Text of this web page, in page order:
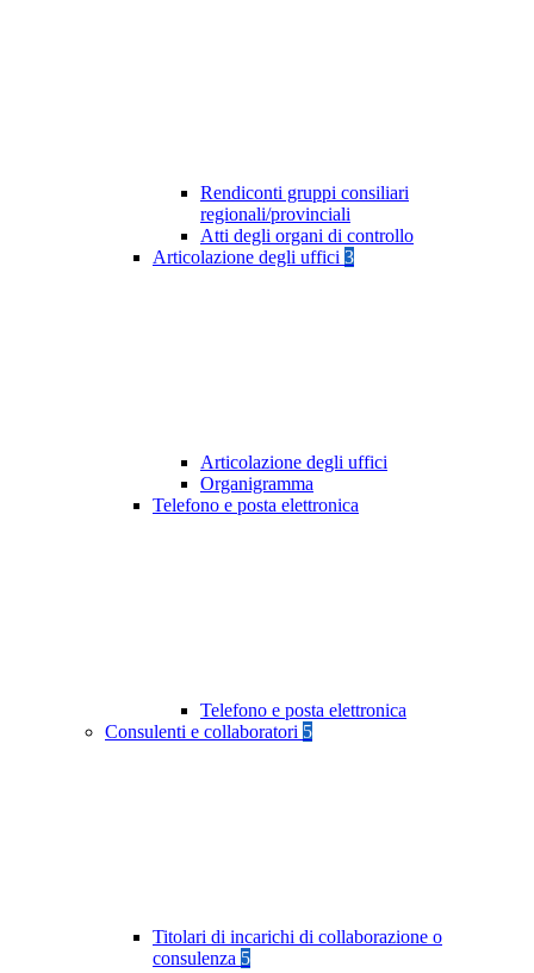
Rendiconti gruppi consiliari
regionali/provinciali
Atti degli organi di controllo
Articolazione degli uffici 3
Articolazione degli uffici
Organigramma
Telefono e posta elettronica
Telefono e posta elettronica
Consulenti e collaboratori 5
Titolari di incarichi di collaborazione o
consulenza 5